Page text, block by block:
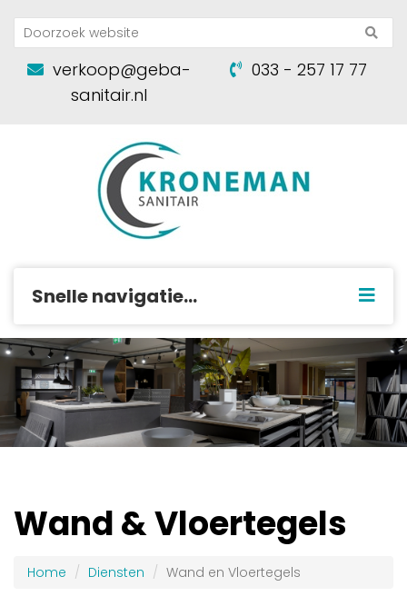
verkoop@geba-
sanitair.nl
033 - 257 17 77
Snelle navigatie...
Wand & Vloertegels
Home Diensten Wand en Vloertegels